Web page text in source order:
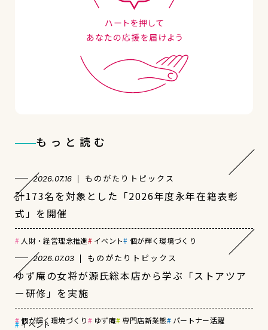
もっと読む
2026.07.16 ものがたりトピックス
計173名を対象とした「2026年度永年在籍表彰
式」を開催
人財・経営理念推進 イベント 個が輝く環境づくり
2026.07.03 ものがたりトピックス
ゆず庵の女将が源氏総本店から学ぶ「ストアツア
ー研修」を実施
個が輝く環境づくり ゆず庵 専門店新業態 パートナー活躍
イベント